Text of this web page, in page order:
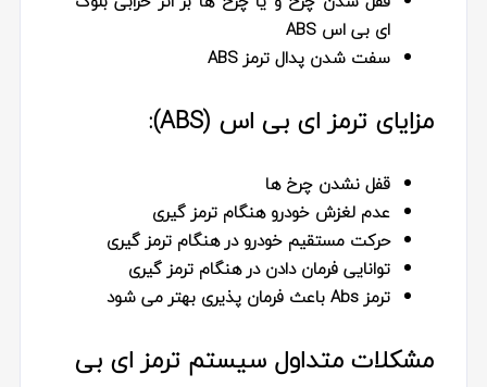
ای بی اس ABS
سفت شدن پدال ترمز ABS
مزایای ترمز ای بی اس (ABS):
قفل نشدن چرخ ها
عدم لغزش خودرو هنگام ترمز گیری
حرکت مستقیم خودرو در هنگام ترمز گیری
توانایی فرمان دادن در هنگام ترمز گیری
ترمز Abs باعث فرمان پذیری بهتر می شود
مشکلات متداول سیستم ترمز ای بی